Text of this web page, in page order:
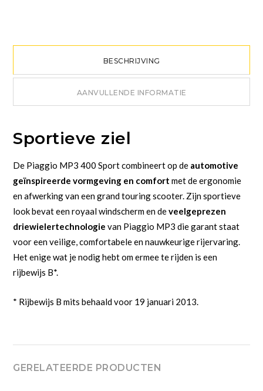
BESCHRIJVING
AANVULLENDE INFORMATIE
Sportieve ziel
De Piaggio MP3 400 Sport combineert op de automotive
geïnspireerde vormgeving en comfort met de ergonomie
en afwerking van een grand touring scooter. Zijn sportieve
look bevat een royaal windscherm en deveelgeprezen
driewielertechnologie van Piaggio MP3 die garant staat
voor een veilige, comfortabele en nauwkeurige rijervaring.
Het enige wat je nodig hebt om ermee te rijden is een
rijbewijs B*.
* Rijbewijs B mits behaald voor 19 januari 2013.
GERELATEERDE PRODUCTEN